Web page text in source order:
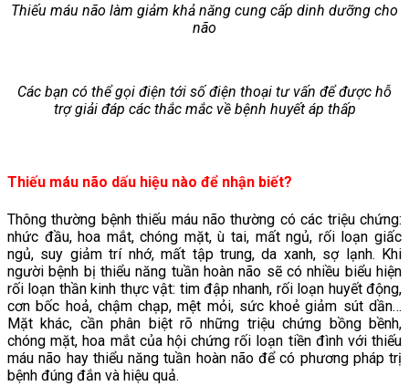
Thiếu máu não làm giảm khả năng cung cấp dinh dưỡng cho
não
Các bạn có thể gọi điện tới số điện thoại tư vấn để được hỗ
trợ giải đáp các thắc mắc về bệnh huyết áp thấp
Thiếu máu não dấu hiệu nào để nhận biết?
Thông thường bệnh thiếu máu não thường có các triệu chứng:
nhức đầu, hoa mắt, chóng mặt, ù tai, mất ngủ, rối loạn giấc
ngủ, suy giảm trí nhớ, mất tập trung, da xanh, sợ lạnh. Khi
người bệnh bị thiểu năng tuần hoàn não sẽ có nhiều biểu hiện
rối loạn thần kinh thực vật: tim đập nhanh, rối loạn huyết động,
cơn bốc hoả, chậm chạp, mệt mỏi, sức khoẻ giảm sút dần…
Mặt khác, cần phân biệt rõ những triệu chứng bồng bềnh,
chóng mặt, hoa mắt của hội chứng rối loạn tiền đình với thiếu
máu não hay thiểu năng tuần hoàn não để có phương pháp trị
bệnh đúng đắn và hiệu quả.